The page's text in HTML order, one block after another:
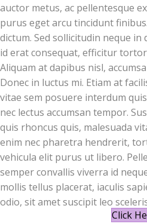
auctor metus, ac pellentesque
purus eget arcu tincidunt
dictum. Sed sollicitudin neque in
id erat consequat, efficitur
Aliquam at dapibus nisl,
Donec in luctus mi. Etiam at
vitae sem posuere interdum
nec lectus accumsan tempor.
quis rhoncus quis, malesuada
enim nec pharetra hendrerit,
vehicula elit purus ut libero.
semper convallis viverra id
mollis tellus placerat, iaculis
odio, sit amet suscipit leo
Click